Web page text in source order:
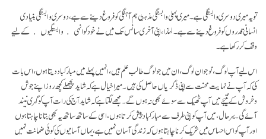
تو یہ میری دوسری وابستگی ہے۔ میری پہلی وابستگی مذہبی ہم آہنگی کو فروغ دینے سے ہے، دوسری وابستگی بنیادی
انسانی قدروں کو فروغ دینے سے ہے۔ لہٰذا، اپنی آخری سانس تک میں نے خود کو انہی ﴿وابستگیوں﴾ کے لیے
وقف کر رکھا ہے۔
اس لیے آپ لوگ، نوجوان لوگ، ان میں جو لوگ طالب علم ہیں، انہیں پہلے میں مبارکباد دیتا ہوں، اس بات
کی کہ آپ نے نہایت محنت سے اپنی ڈگریاں حاصل کی ہیں۔ میرا خیال ہے کہ شاید پچھلے کچھ روز اپنے جوش
وخروش کے نتیجے میں آپ ٹھیک سے سوئے بھی نہ ہوں گے۔ مجھے لگتا ہے کہ شاید آج کی رات آپ کو گہری نیند
آئے گی۔ بہرحال، میں آپ کو اپنی طرف سے مبارکباد پیش کرتا ہوں، اسی کے ساتھ ساتھ یہ بھی بتانا چاہتا ہوں
اور آپ کو اس احساس میں شریک کرنا چاہتا ہوں کہ زندگی آسان نہیں ہے، یہاں آسانیوں کی کوئی ضمانت نہیں